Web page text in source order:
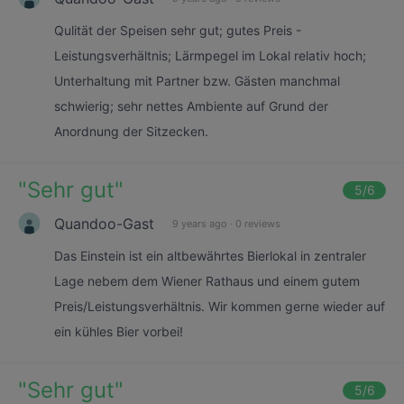
Qulität der Speisen sehr gut; gutes Preis -
Leistungsverhältnis; Lärmpegel im Lokal relativ hoch;
Unterhaltung mit Partner bzw. Gästen manchmal
schwierig; sehr nettes Ambiente auf Grund der
Anordnung der Sitzecken.
"Sehr gut" 5/6
Quandoo-Gast 9 years ago · 0 reviews
Das Einstein ist ein altbewährtes Bierlokal in zentraler
Lage nebem dem Wiener Rathaus und einem gutem
Preis/Leistungsverhältnis. Wir kommen gerne wieder auf
ein kühles Bier vorbei!
"Sehr gut" 5/6